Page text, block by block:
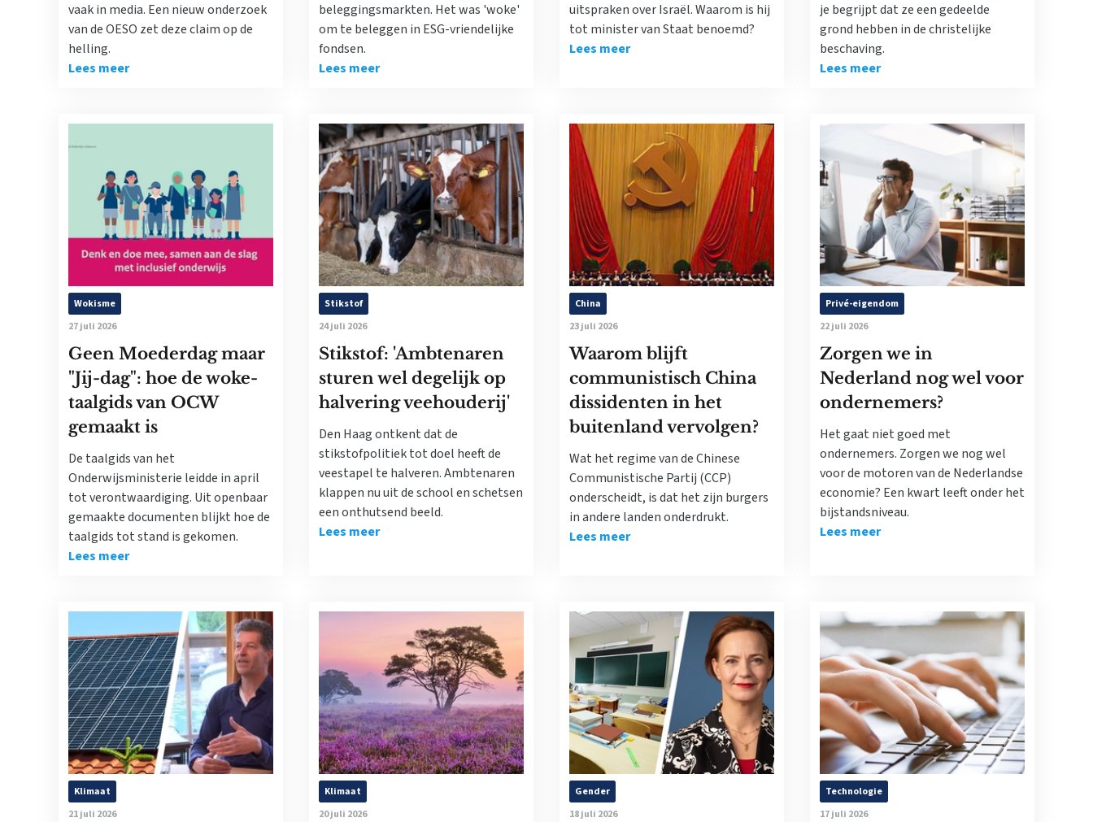
vaak in media. Een nieuw onderzoek
van de OESO zet deze claim op de
helling.
Lees meer
beleggingsmarkten. Het was 'woke'
om te beleggen in ESG-vriendelijke
fondsen.
Lees meer
uitspraken over Israël. Waarom is hij
tot minister van Staat benoemd?
Lees meer
je begrijpt dat ze een gedeelde
grond hebben in de christelijke
beschaving.
Lees meer
Wokisme
27 juli 2026
Geen Moederdag maar
"Jij-dag": hoe de woke-
taalgids van OCW
gemaakt is
De taalgids van het
Onderwijsministerie leidde in april
tot verontwaardiging. Uit openbaar
gemaakte documenten blijkt hoe de
taalgids tot stand is gekomen.
Lees meer
Stikstof
24 juli 2026
Stikstof: 'Ambtenaren
sturen wel degelijk op
halvering veehouderij'
Den Haag ontkent dat de
stikstofpolitiek tot doel heeft de
veestapel te halveren. Ambtenaren
klappen nu uit de school en schetsen
een onthutsend beeld.
Lees meer
China
23 juli 2026
Waarom blijft
communistisch China
dissidenten in het
buitenland vervolgen?
Wat het regime van de Chinese
Communistische Partij (CCP)
onderscheidt, is dat het zijn burgers
in andere landen onderdrukt.
Lees meer
Privé-eigendom
22 juli 2026
Zorgen we in
Nederland nog wel voor
ondernemers?
Het gaat niet goed met
ondernemers. Zorgen we nog wel
voor de motoren van de Nederlandse
economie? Een kwart leeft onder het
bijstandsniveau.
Lees meer
Klimaat
21 juli 2026
Klimaat
20 juli 2026
Gender
18 juli 2026
Technologie
17 juli 2026